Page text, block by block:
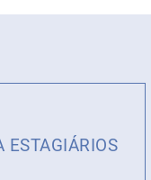
ESTAGIÁRIOS